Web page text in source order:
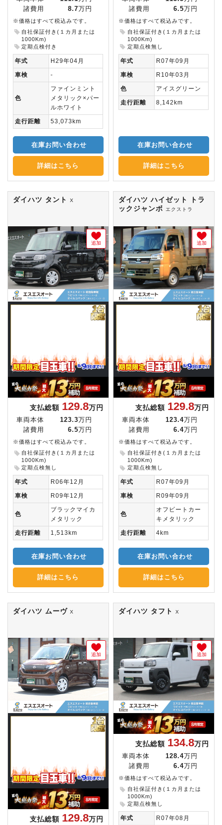
諸費用
8.7万円
※価格はすべて税込みです。
自社保証付き(１カ月または
1000Km)
定期点検付き
年式
H29年04月
車検
-
色
ファインミント
メタリック×パー
ルホワイト
走行距離
53,073km
在庫お問い合わせ
詳細はこちら
諸費用
6.5万円
※価格はすべて税込みです。
自社保証付き(１カ月または
1000Km)
定期点検無し
年式
R07年09月
車検
R10年03月
色
アイスグリーン
走行距離
8,142km
在庫お問い合わせ
詳細はこちら
ダイハツ タント X
追加
支払総額 129.8万円
車両本体 123.3 万円
諸費用
6.5 万円
※価格はすべて税込みです。
自社保証付き(１カ月または
1000Km)
定期点検無し
年式
R06年12月
車検
R09年12月
色
ブラックマイカ
メタリック
走行距離
1,513km
在庫お問い合わせ
詳細はこちら
ダイハツ ハイゼット トラ
ックジャンボ
エクストラ
追加
支払総額 129.8万円
車両本体 123.4万円
諸費用
6.4万円
※価格はすべて税込みです。
自社保証付き(１カ月または
1000Km)
定期点検無し
年式
R07年09月
車検
R09年09月
色
オフビートカー
キメタリック
走行距離
4km
在庫お問い合わせ
詳細はこちら
ダイハツ ムーヴ X
追加
支払総額 129.8万円
ダイハツ タフトX
追加
支払総額 134.8万円
車両本体 128.4万円
諸費用
6.4万円
※価格はすべて税込みです。
自社保証付き(１カ月または
1000Km)
定期点検無し
年式
R07年08月